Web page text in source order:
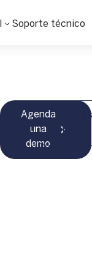
Soporte técnico
Agenda
una
demo
Más